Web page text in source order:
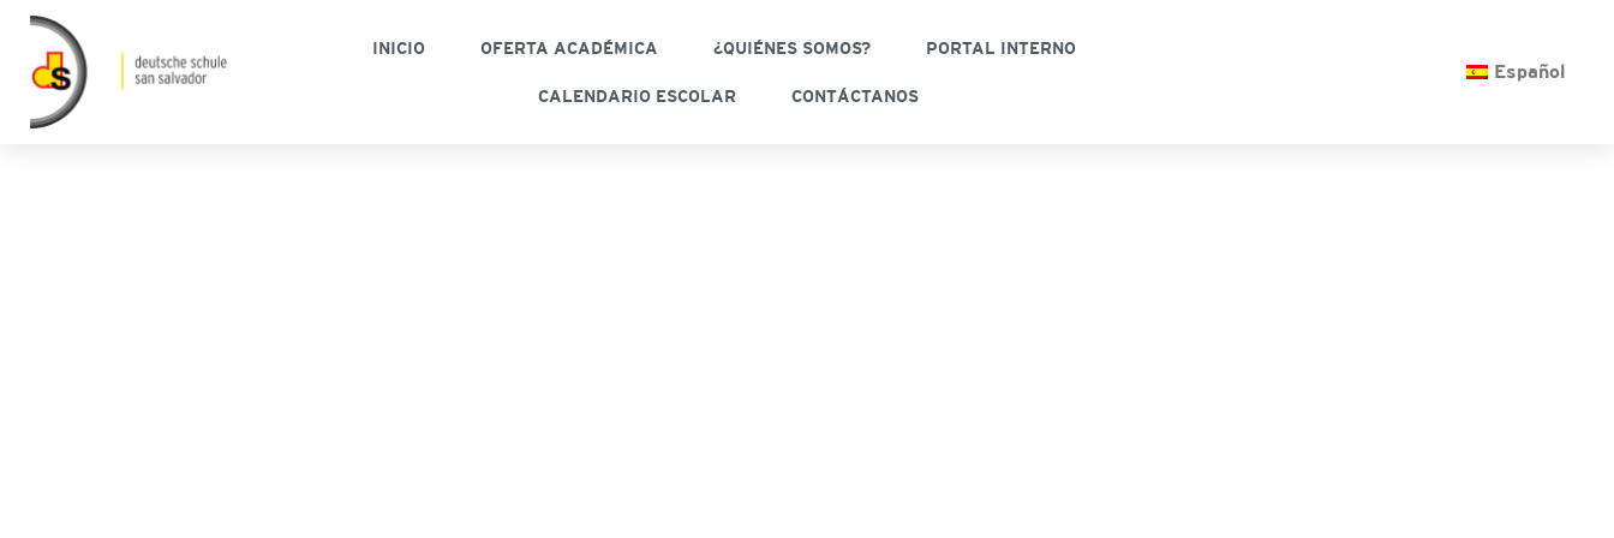
INICIO OFERTA ACADÉMICA ¿QUIÉNES SOMOS? PORTAL INTERNO
CALENDARIO ESCOLAR CONTÁCTANOS
Español